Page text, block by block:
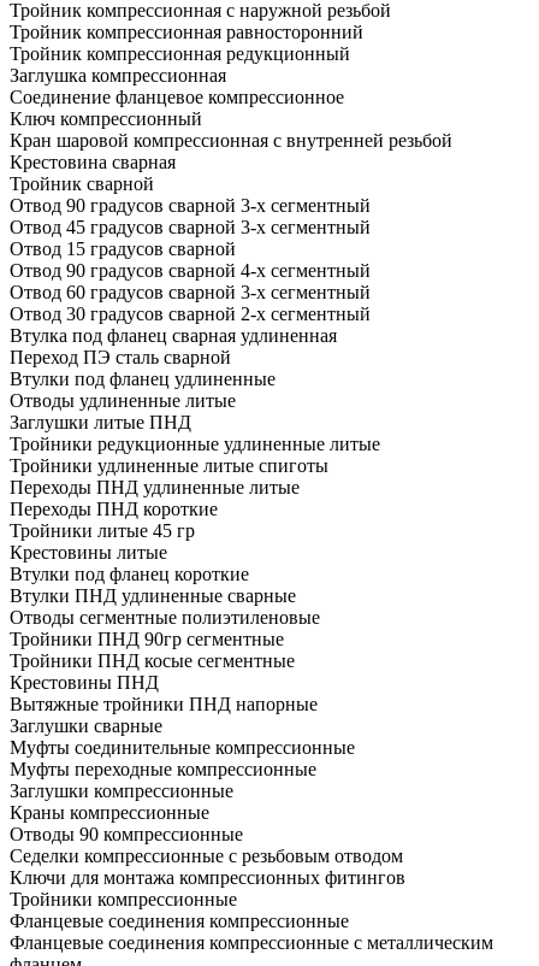
Тройник компрессионная с наружной резьбой
Тройник компрессионная равносторонний
Тройник компрессионная редукционный
Заглушка компрессионная
Соединение фланцевое компрессионное
Ключ компрессионный
Кран шаровой компрессионная с внутренней резьбой
Крестовина сварная
Тройник сварной
Отвод 90 градусов сварной 3-х сегментный
Отвод 45 градусов сварной 3-х сегментный
Отвод 15 градусов сварной
Отвод 90 градусов сварной 4-х сегментный
Отвод 60 градусов сварной 3-х сегментный
Отвод 30 градусов сварной 2-х сегментный
Втулка под фланец сварная удлиненная
Переход ПЭ сталь сварной
Втулки под фланец удлиненные
Отводы удлиненные литые
Заглушки литые ПНД
Тройники редукционные удлиненные литые
Тройники удлиненные литые спиготы
Переходы ПНД удлиненные литые
Переходы ПНД короткие
Тройники литые 45 гр
Крестовины литые
Втулки под фланец короткие
Втулки ПНД удлиненные сварные
Отводы сегментные полиэтиленовые
Тройники ПНД 90гр сегментные
Тройники ПНД косые сегментные
Крестовины ПНД
Вытяжные тройники ПНД напорные
Заглушки сварные
Муфты соединительные компрессионные
Муфты переходные компрессионные
Заглушки компрессионные
Краны компрессионные
Отводы 90 компрессионные
Седелки компрессионные с резьбовым отводом
Ключи для монтажа компрессионных фитингов
Тройники компрессионные
Фланцевые соединения компрессионные
Фланцевые соединения компрессионные с металлическим